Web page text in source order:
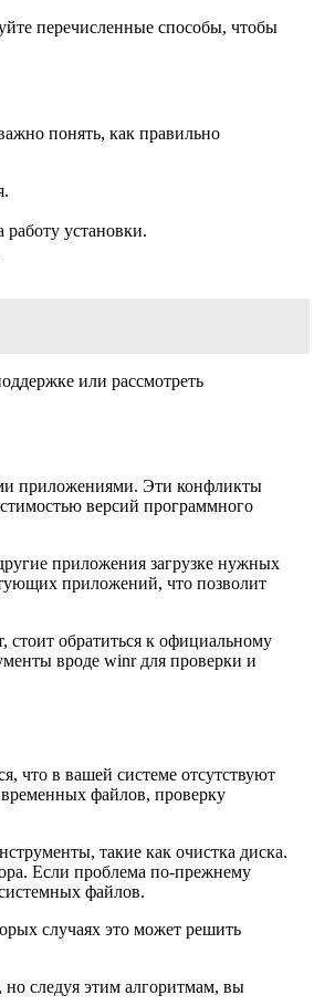
перечисленные способы, чтобы
понять, как правильно
установки.
или рассмотреть
приложениями. Эти конфликты
версий программного
приложения загрузке нужных
приложений, что позволит
обратиться к официальному
вроде winr для проверки и
что в вашей системе отсутствуют
файлов, проверку
такие как очистка диска.
Если проблема по-прежнему
файлов.
случаях это может решить
следуя этим алгоритмам, вы